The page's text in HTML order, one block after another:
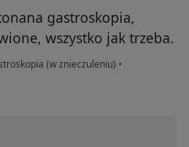
gastroskopia,
wszystko jak trzeba.
(w znieczuleniu) •